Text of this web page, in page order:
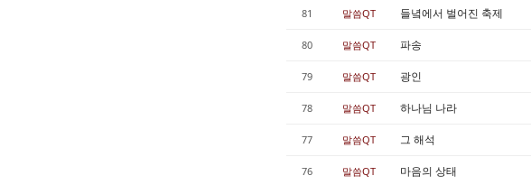
81 말씀QT 들녘에서 벌어진 축제
80 말씀QT 파송
79 말씀QT 광인
78 말씀QT 하나님 나라
77 말씀QT 그 해석
76 말씀QT 마음의 상태